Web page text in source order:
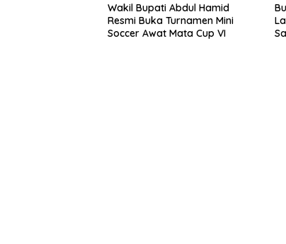
Wakil Bupati Abdul Hamid
Resmi Buka Turnamen Mini
Soccer Awat Mata Cup VI